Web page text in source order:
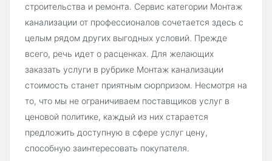
строительства и ремонта. Сервис категории Монтаж
канализации от профессионалов сочетается здесь с
целым рядом других выгодных условий. Прежде
всего, речь идет о расценках. Для желающих
заказать услуги в рубрике Монтаж канализации
стоимость станет приятным сюрпризом. Несмотря на
то, что мы не ограничиваем поставщиков услуг в
ценовой политике, каждый из них старается
предложить доступную в сфере услуг цену,
способную заинтересовать покупателя.